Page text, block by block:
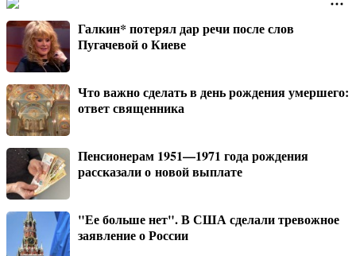
Галкин* потерял дар речи после слов
Пугачевой о Киеве
Что важно сделать в день рождения умершего:
ответ священника
Пенсионерам 1951—1971 года рождения
рассказали о новой выплате
"Ее больше нет". В США сделали тревожное
заявление о России